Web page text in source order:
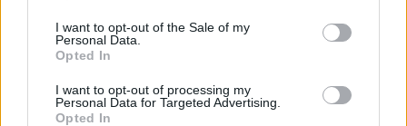
I want to opt-out of the Sale of my
Personal Data.
Opted In
I want to opt-out of processing my
Personal Data for Targeted Advertising.
Opted In